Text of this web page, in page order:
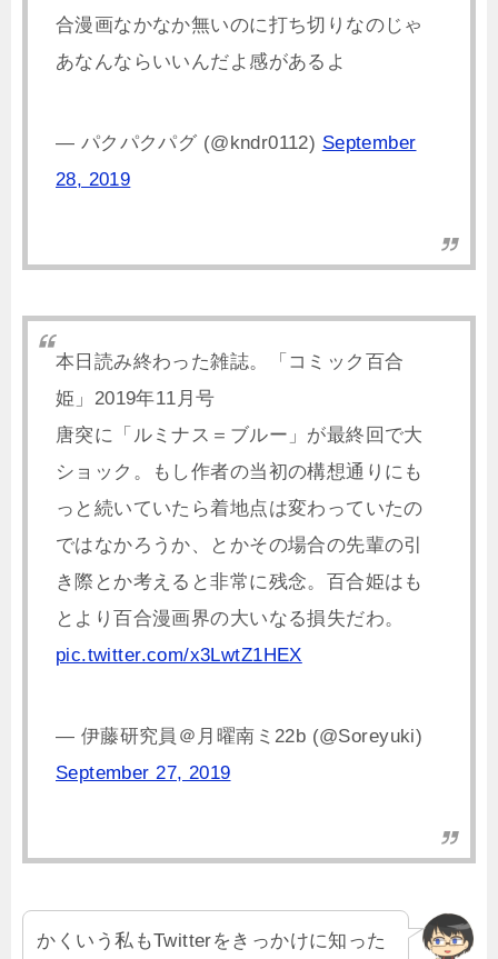
合漫画なかなか無いのに打ち切りなのじゃ
あなんならいいんだよ感があるよ
— パクパクパグ (@kndr0112) September
28, 2019
本日読み終わった雑誌。「コミック百合
姫」2019年11月号
唐突に「ルミナス＝ブルー」が最終回で大
ショック。もし作者の当初の構想通りにも
っと続いていたら着地点は変わっていたの
ではなかろうか、とかその場合の先輩の引
き際とか考えると非常に残念。百合姫はも
とより百合漫画界の大いなる損失だわ。
pic.twitter.com/x3LwtZ1HEX
— 伊藤研究員＠月曜南ミ22b (@Soreyuki)
September 27, 2019
かくいう私もTwitterをきっかけに知った